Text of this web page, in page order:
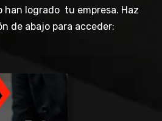
han logrado tu empresa. Haz
de abajo para acceder: